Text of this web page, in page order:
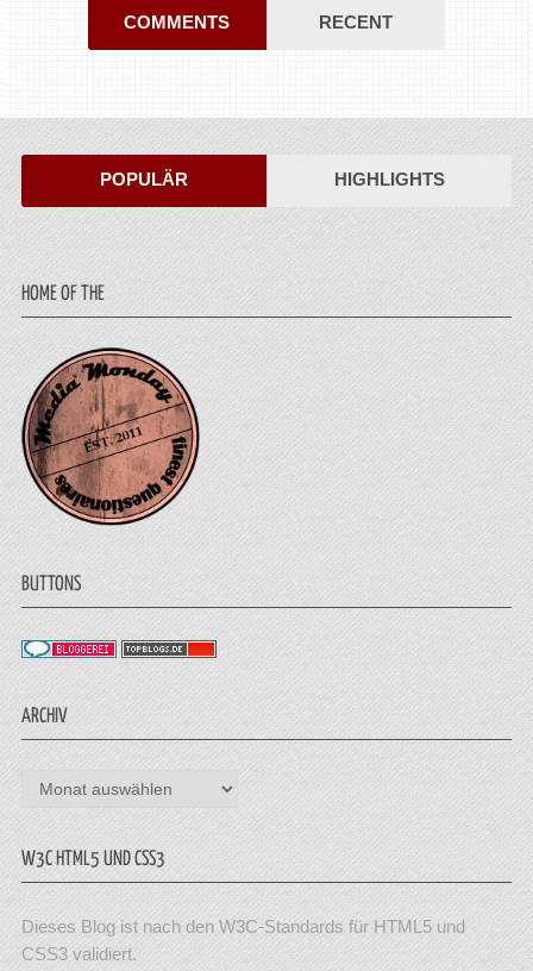
COMMENTS RECENT
POPULÄR HIGHLIGHTS
HOME OF THE
BUTTONS
ARCHIV
Archiv
W3C HTML5 UND CSS3
Dieses Blog ist nach den W3C-Standards für HTML5 und
CSS3 validiert.